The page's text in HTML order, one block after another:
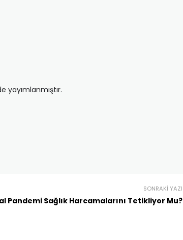
yayımlanmıştır.
SONRAKI YAZI
Pandemi Sağlık Harcamalarını Tetikliyor Mu?